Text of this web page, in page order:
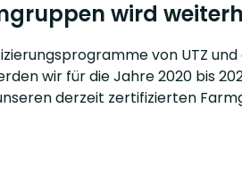
wird
von UTZ
wir für die Jahre 2020 bis
derzeit zertifizierten